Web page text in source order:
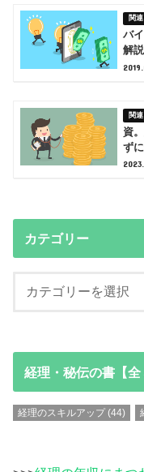
バ
解
資
ず
カテゴリー
経理・秘伝の書【全
経理のスキルアップ (44)